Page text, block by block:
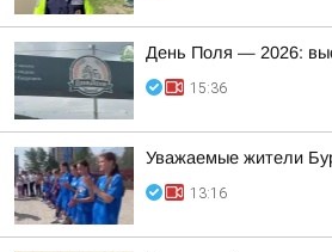
День Поля — 2026:
15:36
Уважаемые жители
13:16